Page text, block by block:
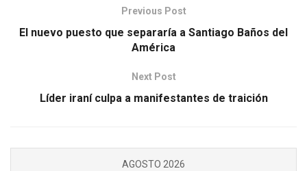
Previous Post
El nuevo puesto que separaría a Santiago Baños del
América
Next Post
Líder iraní culpa a manifestantes de traición
AGOSTO 2026